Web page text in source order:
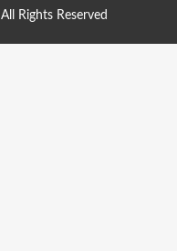
All Rights Reserved